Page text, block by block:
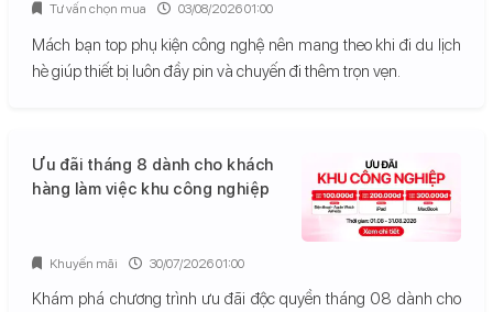
Mách bạn top phụ kiện công nghệ nên mang theo khi đi du lịch
hè giúp thiết bị luôn đầy pin và chuyến đi thêm trọn vẹn.
Tư vấn chọn mua 03/08/2026 01:00
Ưu đãi tháng 8 dành cho khách
hàng làm việc khu công nghiệp
Khám phá chương trình ưu đãi độc quyền tháng 08 dành cho
Khuyến mãi 30/07/2026 01:00